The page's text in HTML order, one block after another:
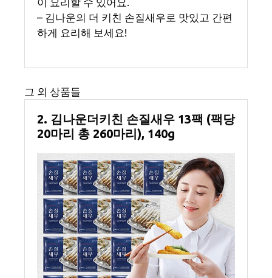
– 김나운의 더 키친 손질새우로 맛있고 간편
하게 요리해 보세요!
그 외 상품들
2. 김나운더키친 손질새우 13팩 (팩당
20마리 총 260마리), 140g